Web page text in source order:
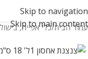
Skip to navigation
Skip to main content
עמוד הבית כלי אפייה,